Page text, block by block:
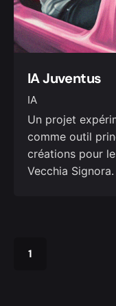
IA Juventus
IA
Un projet
comme outil
créations pour
Vecchia Signora.
1